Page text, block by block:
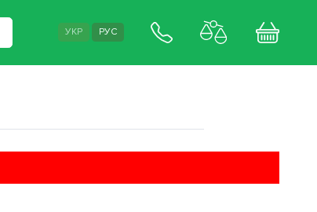
УКР РУС